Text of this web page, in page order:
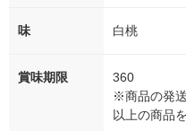
味 白桃
賞味期限
360
※商品の発
以上の商品